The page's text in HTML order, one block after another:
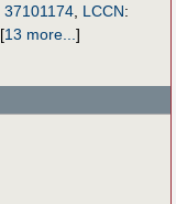
37101174, LCCN:
[13 more...]